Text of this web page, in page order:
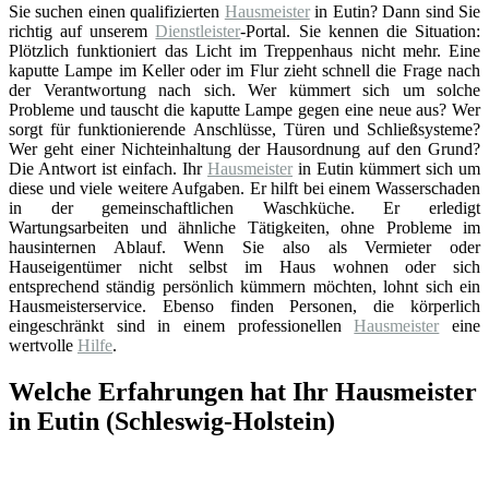
Sie suchen einen qualifizierten Hausmeisterin Eutin? Dann sind Sie
richtig auf unseremDienstleister-Portal. Sie kennen die Situation:
Plötzlich funktioniert das Licht im Treppenhaus nicht mehr. Eine
kaputte Lampe im Keller oder im Flur zieht schnell die Frage nach
der Verantwortung nach sich. Wer kümmert sich um solche
Probleme und tauscht die kaputte Lampe gegen eine neue aus? Wer
sorgt für funktionierende Anschlüsse, Türen und Schließsysteme?
Wer geht einer Nichteinhaltung der Hausordnung auf den Grund?
Die Antwort ist einfach. Ihr Hausmeister in Eutin kümmert sich um
diese und viele weitere Aufgaben. Er hilft bei einem Wasserschaden
in der gemeinschaftlichen Waschküche. Er erledigt
Wartungsarbeiten und ähnliche Tätigkeiten, ohne Probleme im
hausinternen Ablauf. Wenn Sie also als Vermieter oder
Hauseigentümer nicht selbst im Haus wohnen oder sich
entsprechend ständig persönlich kümmern möchten, lohnt sich ein
Hausmeisterservice. Ebenso finden Personen, die körperlich
eingeschränkt sind in einem professionellenHausmeister eine
wertvolle Hilfe.
Welche Erfahrungen hat Ihr Hausmeister
in Eutin (Schleswig-Holstein)